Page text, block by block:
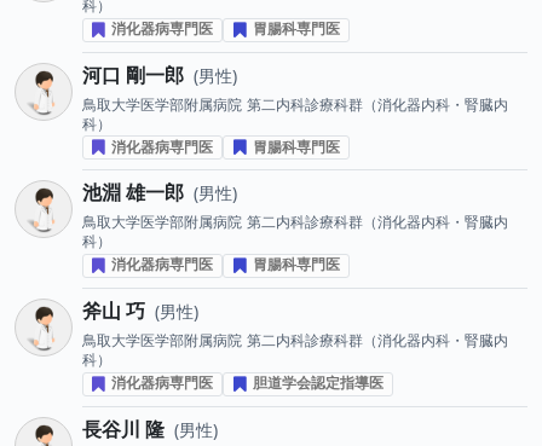
科）
消化器病専門医
胃腸科専門医
河口 剛一郎 男性
鳥取大学医学部附属病院 第二内科診療科群（消化器内科・腎臓内
科）
消化器病専門医
胃腸科専門医
池淵 雄一郎 男性
鳥取大学医学部附属病院 第二内科診療科群（消化器内科・腎臓内
科）
消化器病専門医
胃腸科専門医
斧山 巧 男性
鳥取大学医学部附属病院 第二内科診療科群（消化器内科・腎臓内
科）
消化器病専門医
胆道学会認定指導医
長谷川 隆 男性